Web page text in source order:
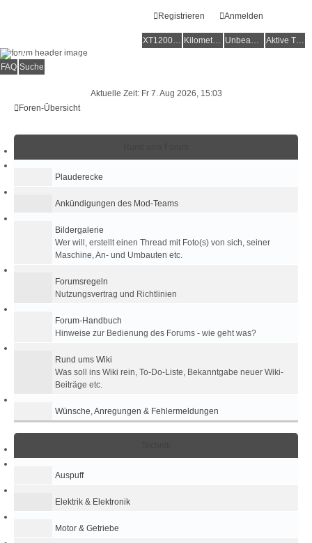
Anmelden
Registrieren
XT1200Z-Wiki Kilometerstatistik Unbeantwortete Themen Aktive Themen
Alles rund um die Yamaha XT1200Z Super Ténéré
FAQ Suche
Aktuelle Zeit: Fr 7. Aug 2026, 15:03
Foren-Übersicht
Plauderecke
Ankündigungen des Mod-Teams
Bildergalerie
Wer will, erstellt einen Thread mit Foto(s) von sich, seiner
Maschine, An- und Umbauten etc.
Forumsregeln
Nutzungsvertrag und Richtlinien
Forum-Handbuch
Hinweise zur Bedienung des Forums - wie geht was?
Rund ums Wiki
Was soll ins Wiki rein, To-Do-Liste, Bekanntgabe neuer Wiki-
Beiträge etc.
Wünsche, Anregungen & Fehlermeldungen
Auspuff
Elektrik & Elektronik
Motor & Getriebe